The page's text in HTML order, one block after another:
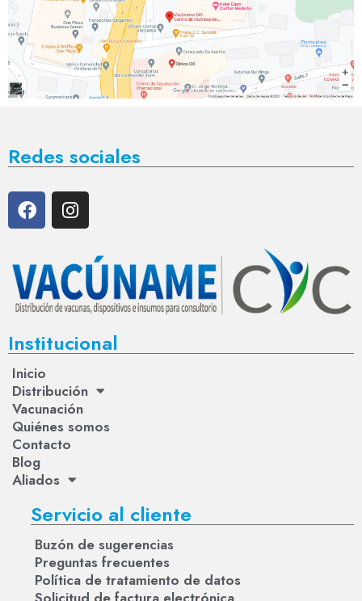
Redes sociales
Institucional
Inicio
Distribución
Vacunación
Quiénes somos
Contacto
Blog
Aliados
Servicio al cliente
Buzón de sugerencias
Preguntas frecuentes
Política de tratamiento de datos